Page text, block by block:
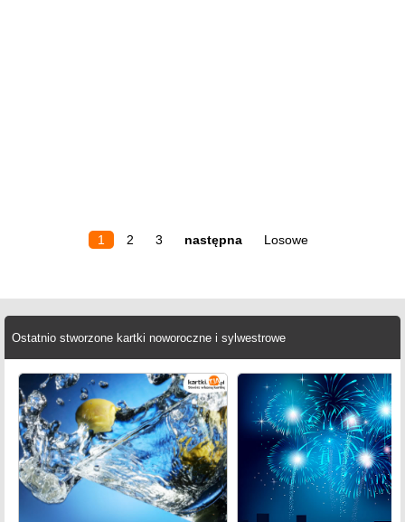
1 2 3 następna Losowe
Ostatnio stworzone kartki noworoczne i sylwestrowe